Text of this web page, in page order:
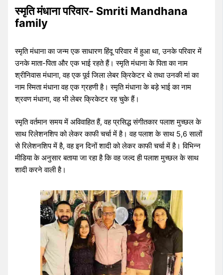
स्मृति मंधाना परिवार- Smriti Mandhana
family
स्मृति मंधाना का जन्म एक साधारण हिंदू परिवार में हुआ था, उनके परिवार में
उनके माता-पिता और एक भाई रहते हैं। स्मृति मंधाना के पिता का नाम
श्रीनिवास मंधाना, वह एक पूर्व जिला लेबर क्रिकेटर थे तथा उनकी मां का
नाम स्मिता मंधाना वह एक ग्रहणी है। स्मृति मंधाना के बड़े भाई का नाम
श्रवण मंधाना, वह भी लेबर क्रिकेटर रह चुके हैं।
स्मृति वर्तमान समय में अविवाहित हैं, वह प्रसिद्ध संगीतकार पलाश मुच्छल के
साथ रिलेशनशिप को लेकर काफी चर्चा में है। वह पलाश के साथ 5,6 सालों
से रिलेशनशिप में है, वह इन दिनों शादी को लेकर काफी चर्चा में है। विभिन्न
मीडिया के अनुसार बताया जा रहा है कि वह जल्द ही पलाश मुच्छल के साथ
शादी करने वाली है।